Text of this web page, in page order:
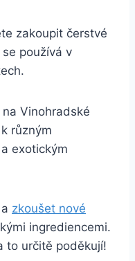
zakoupit čerstvé
používá v
Vinohradské
různým
exotickým
zkoušet nové
ingrediencemi.
to určitě poděkují!